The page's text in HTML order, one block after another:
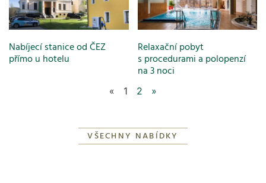
Nabíjecí stanice od ČEZ
přímo u hotelu
Relaxační pobyt
s procedurami a polopenzí
na 3 noci
« 1 2 »
VŠECHNY NABÍDKY